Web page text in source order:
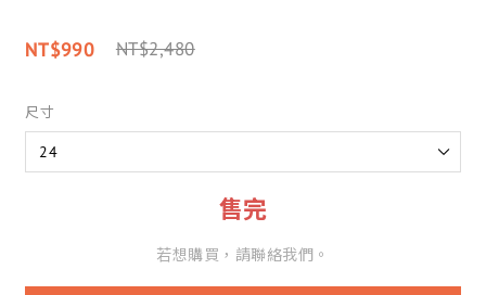
NT$990 NT$2,480
尺寸
售完
若想購買，請聯絡我們。